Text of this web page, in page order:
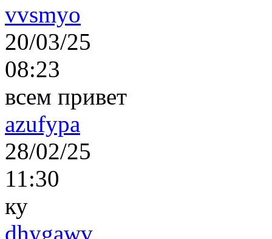
vvsmyo
20/03/25
08:23
всем привет
azufypa
28/02/25
11:30
ку
dhygawv